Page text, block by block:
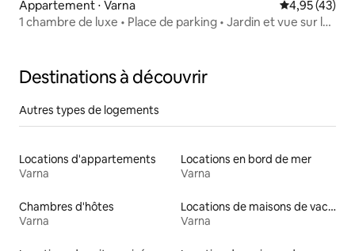
Appartement ⋅ Varna Évaluation
4,95 (43)
1 chambre de luxe • Place de parking • Jardin et vue sur la
Destinations à découvrir
Autres types de logements
Locations d'appartements
Varna
Locations en bord de mer
Varna
Chambres d'hôtes
Varna
Locations de maisons de vacances
Varna